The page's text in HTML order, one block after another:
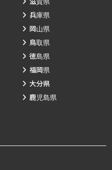
兵庫県
岡山県
鳥取県
徳島県
福岡県
大分県
鹿児島県